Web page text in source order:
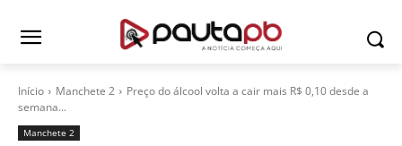
Início Manchete 2
Preço do álcool volta a cair mais R$ 0,10 desde a
semana...
Manchete 2